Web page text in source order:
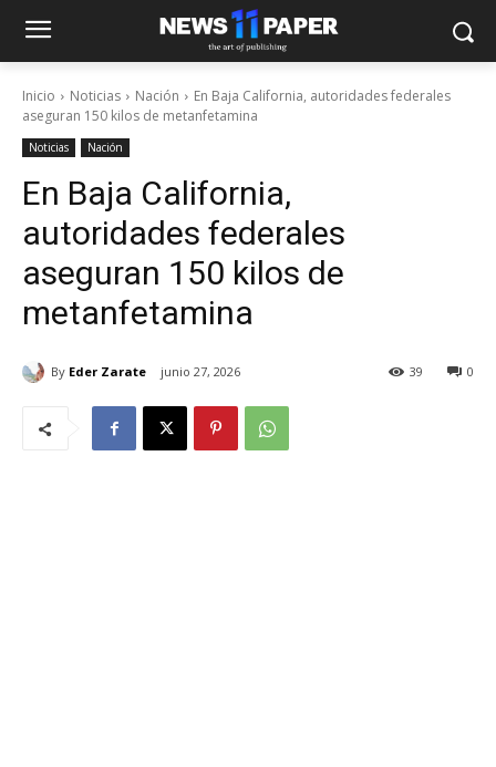
Inicio Noticias Nación
En Baja California, autoridades federales
aseguran 150 kilos de metanfetamina
Noticias Nación
En Baja California,
autoridades federales
aseguran 150 kilos de
metanfetamina
By Eder Zarate junio 27, 2026 0
39